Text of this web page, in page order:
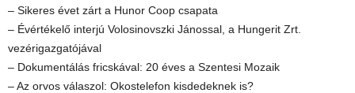
– Sikeres évet zárt a Hunor Coop csapata
– Évértékelő interjú Volosinovszki Jánossal, a Hungerit Zrt.
vezérigazgatójával
– Dokumentálás fricskával: 20 éves a Szentesi Mozaik
– Az orvos válaszol: Okostelefon kisdedeknek is?